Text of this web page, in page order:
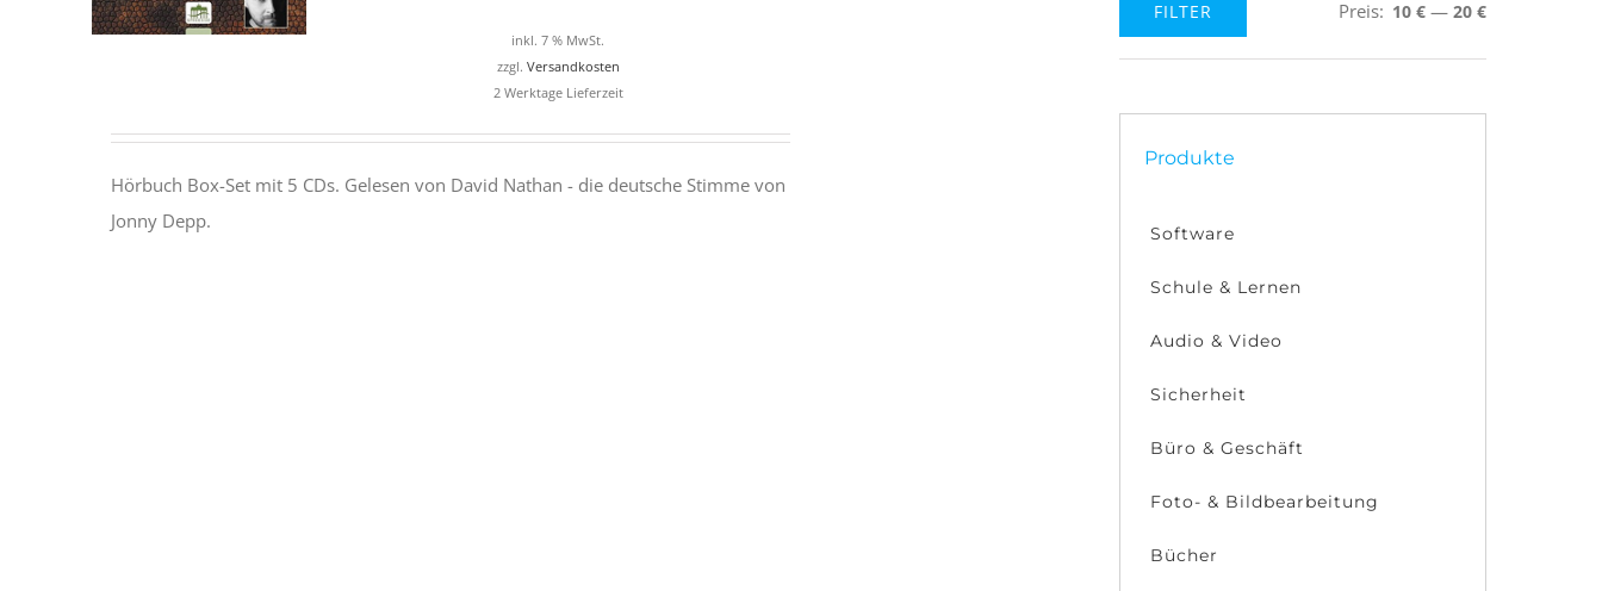
inkl. 7 % MwSt.
zzgl. Versandkosten
2 Werktage Lieferzeit
Hörbuch Box-Set mit 5 CDs. Gelesen von David Nathan - die deutsche Stimme von
Jonny Depp.
Preis
Preis
FILTER Preis: 10 € — 20 €
Produkte
Software
Schule & Lernen
Audio & Video
Sicherheit
Büro & Geschäft
Foto- & Bildbearbeitung
Bücher